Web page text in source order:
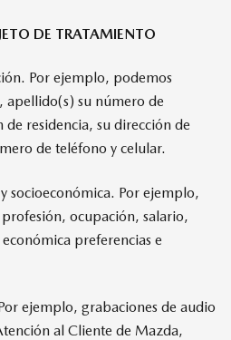
DE TRATAMIENTO
Por ejemplo, podemos
apellido(s) su número de
residencia, su dirección de
de teléfono y celular.
socioeconómica. Por ejemplo,
ocupación, salario,
preferencias e
ejemplo, grabaciones de audio
al Cliente de Mazda,